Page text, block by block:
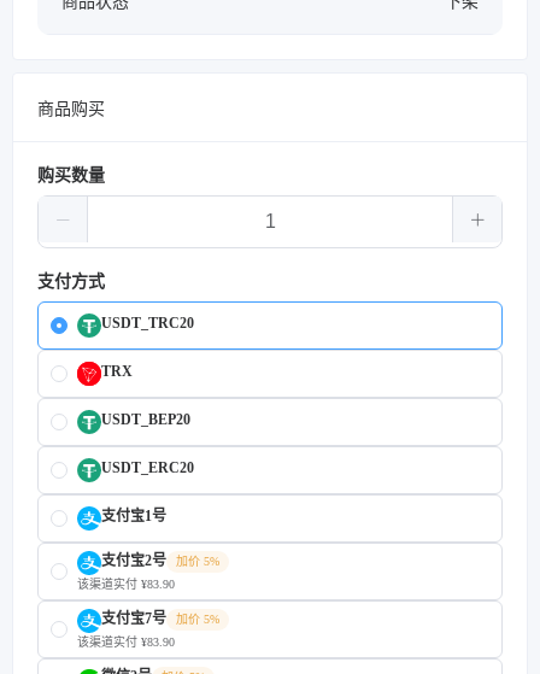
商品购买
购买数量
支付方式
USDT_TRC20
TRX
USDT_BEP20
USDT_ERC20
支付宝1号
支付宝2号
加价 5%
该渠道实付 ¥83.90
支付宝7号
加价 5%
该渠道实付 ¥83.90